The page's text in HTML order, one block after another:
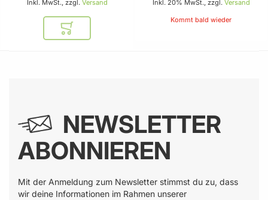
Inkl. MwSt., zzgl. Versand
In den Warenkorb
Inkl. 20% MwSt., zzgl. Versand
Kommt bald wieder
NEWSLETTER
ABONNIEREN
Mit der Anmeldung zum Newsletter stimmst du zu, dass
wir deine Informationen im Rahmen unserer